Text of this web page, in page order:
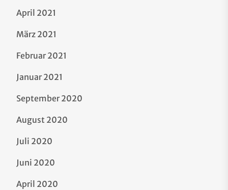
April 2021
März 2021
Februar 2021
Januar 2021
September 2020
August 2020
Juli 2020
Juni 2020
April 2020